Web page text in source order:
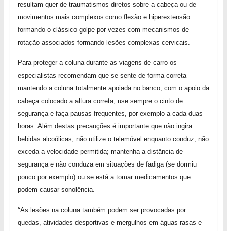
resultam quer de traumatismos diretos sobre a cabeça ou de
movimentos mais complexos como flexão e hiperextensão
formando o clássico golpe por vezes com mecanismos de
rotação associados formando lesões complexas cervicais.
Para proteger a coluna durante as viagens de carro os
especialistas recomendam que se sente de forma correta
mantendo a coluna totalmente apoiada no banco, com o apoio da
cabeça colocado a altura correta; use sempre o cinto de
segurança e faça pausas frequentes, por exemplo a cada duas
horas. Além destas precauções é importante que não ingira
bebidas alcoólicas; não utilize o telemóvel enquanto conduz; não
exceda a velocidade permitida; mantenha a distância de
segurança e não conduza em situações de fadiga (se dormiu
pouco por exemplo) ou se está a tomar medicamentos que
podem causar sonolência.
“As lesões na coluna também podem ser provocadas por
quedas, atividades desportivas e mergulhos em águas rasas e